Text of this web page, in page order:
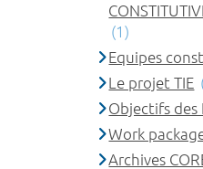
(1)
Equipes
Le projet TIE
Objectifs des
Work
Archives